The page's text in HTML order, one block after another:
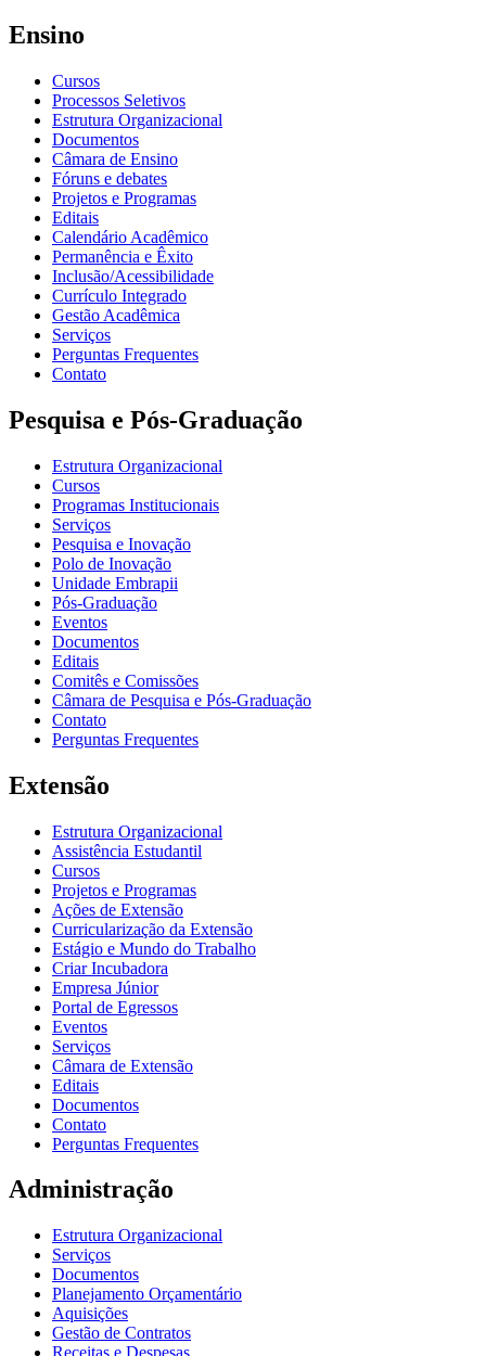
Ensino
Cursos
Processos Seletivos
Estrutura Organizacional
Documentos
Câmara de Ensino
Fóruns e debates
Projetos e Programas
Editais
Calendário Acadêmico
Permanência e Êxito
Inclusão/Acessibilidade
Currículo Integrado
Gestão Acadêmica
Serviços
Perguntas Frequentes
Contato
Pesquisa e Pós-Graduação
Estrutura Organizacional
Cursos
Programas Institucionais
Serviços
Pesquisa e Inovação
Polo de Inovação
Unidade Embrapii
Pós-Graduação
Eventos
Documentos
Editais
Comitês e Comissões
Câmara de Pesquisa e Pós-Graduação
Contato
Perguntas Frequentes
Extensão
Estrutura Organizacional
Assistência Estudantil
Cursos
Projetos e Programas
Ações de Extensão
Curricularização da Extensão
Estágio e Mundo do Trabalho
Criar Incubadora
Empresa Júnior
Portal de Egressos
Eventos
Serviços
Câmara de Extensão
Editais
Documentos
Contato
Perguntas Frequentes
Administração
Estrutura Organizacional
Serviços
Documentos
Planejamento Orçamentário
Aquisições
Gestão de Contratos